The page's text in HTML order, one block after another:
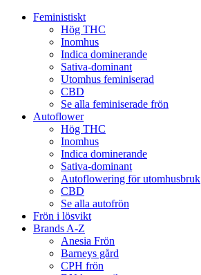
Feministiskt
Hög THC
Inomhus
Indica dominerande
Sativa-dominant
Utomhus feminiserad
CBD
Se alla feminiserade frön
Autoflower
Hög THC
Inomhus
Indica dominerande
Sativa-dominant
Autoflowering för utomhusbruk
CBD
Se alla autofrön
Frön i lösvikt
Brands A-Z
Anesia Frön
Barneys gård
CPH frön